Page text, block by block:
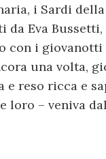
i Sardi della
Eva
con i
una volta,
e reso ricca e
loro – veniva